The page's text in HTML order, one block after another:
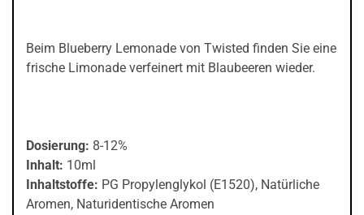
Beim Blueberry Lemonade von Twisted finden Sie eine
frische Limonade verfeinert mit Blaubeeren wieder.
Dosierung: 8-12%
Inhalt: 10ml
Inhaltstoffe: PG Propylenglykol (E1520), Natürliche
Aromen, Naturidentische Aromen